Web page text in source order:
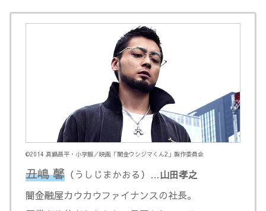
©️2014 真鍋昌平・小学館／映画「闇金ウシジマくん2」製作委員会
丑嶋 馨 （うしじまかおる）…山田孝之
闇金融屋カウカウファイナンスの社長。